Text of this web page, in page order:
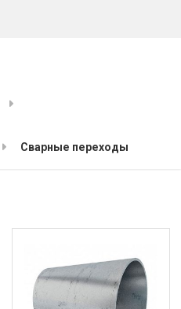
Сварные переходы